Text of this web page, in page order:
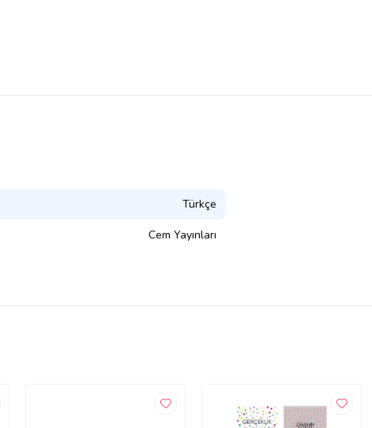
Türkçe
Cem Yayınları